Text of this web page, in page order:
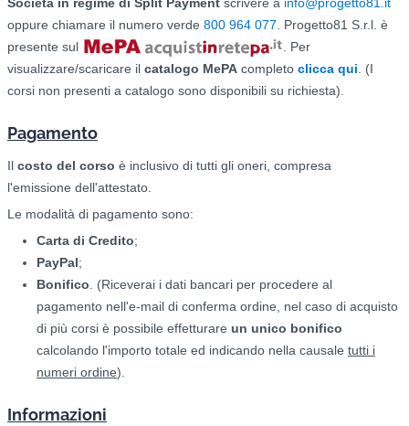
oppure chiamare il numero verde 800 964 077 . Progetto81 S.r.l. è
presente sul
. Per
visualizzare/scaricare il catalogo MePA completo clicca qui . (I
corsi non presenti a catalogo sono disponibili su richiesta).
Pagamento
Il costo del corso è inclusivo di tutti gli oneri, compresa
l'emissione dell'attestato.
Le modalità di pagamento sono:
Carta di Credito;
PayPal;
Bonifico . (Riceverai i dati bancari per procedere al
pagamento nell'e-mail di conferma ordine, nel caso di acquisto
di più corsi è possibile effetturare un unico bonifico
calcolando l'importo totale ed indicando nella causale tutti i
numeri ordine).
Informazioni